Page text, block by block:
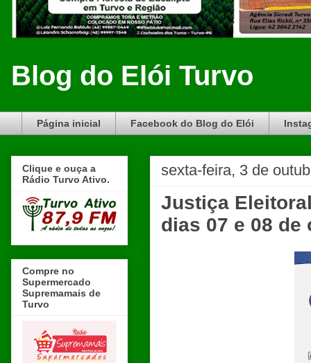
Blog do Elói Turvo
Página inicial Facebook do Blog do Elói
sexta-feira, 3 de
Justiça
dias 07 e 08 de
Clique e ouça a
Rádio Turvo Ativo.
Compre no
Supermercado
Supremamais de
Turvo